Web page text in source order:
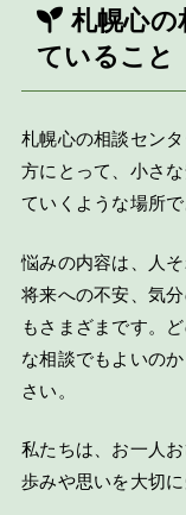
札幌心の
ていること
札幌心の相談セン
方にとって、小さ
ていくような場所
悩みの内容は、人
将来への不安、気
もさまざまです。
な相談でもよいの
さい。
私たちは、お一人
歩みや思いを大切